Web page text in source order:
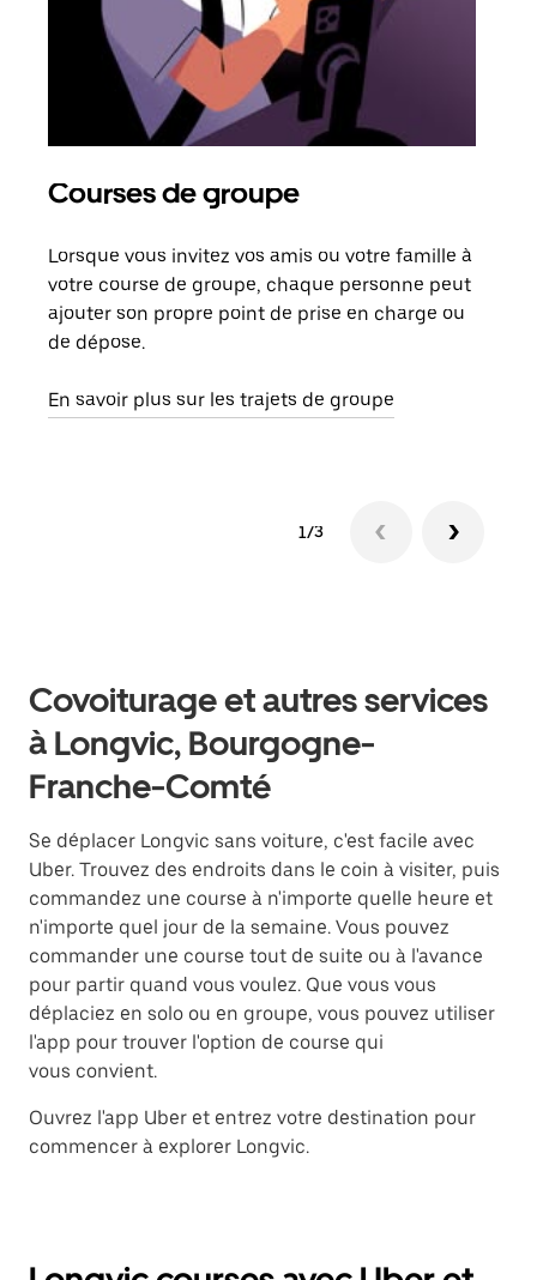
Courses de groupe
Lorsque vous invitez vos amis ou votre famille à
votre course de groupe, chaque personne peut
ajouter son propre point de prise en charge ou
de dépose.
En savoir plus sur les trajets de groupe
1/3
Covoiturage et autres services
à Longvic, Bourgogne-
Franche-Comté
Se déplacer Longvic sans voiture, c'est facile avec
Uber. Trouvez des endroits dans le coin à visiter, puis
commandez une course à n'importe quelle heure et
n'importe quel jour de la semaine. Vous pouvez
commander une course tout de suite ou à l'avance
pour partir quand vous voulez. Que vous vous
déplaciez en solo ou en groupe, vous pouvez utiliser
l'app pour trouver l'option de course qui
vous convient.
Ouvrez l'app Uber et entrez votre destination pour
commencer à explorer Longvic.